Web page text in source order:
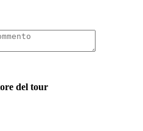
del tour